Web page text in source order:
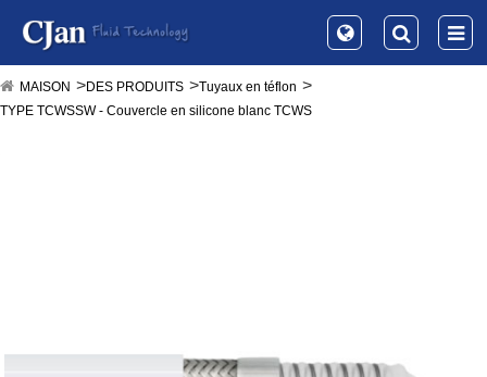
MAISON DES PRODUITS
Tuyaux en téflon
TYPE TCWSSW - Couvercle en silicone blanc TCWS